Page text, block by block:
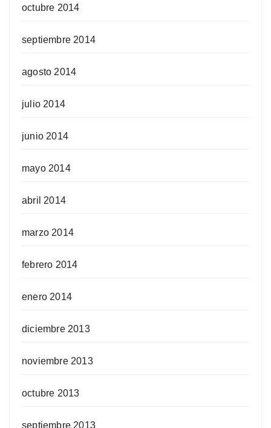
octubre 2014
septiembre 2014
agosto 2014
julio 2014
junio 2014
mayo 2014
abril 2014
marzo 2014
febrero 2014
enero 2014
diciembre 2013
noviembre 2013
octubre 2013
septiembre 2013